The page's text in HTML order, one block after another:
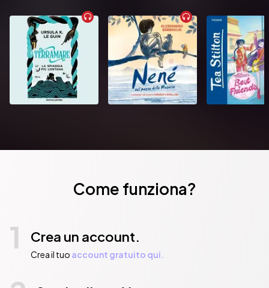
Come funziona?
1 Crea un account.
Crea il tuo account gratuito qui.